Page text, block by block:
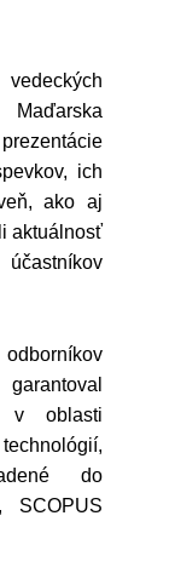
ich
ako aj
aktuálnosť
v oblasti
do
SCOPUS